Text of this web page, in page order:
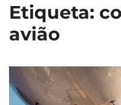
Etiqueta:
avião